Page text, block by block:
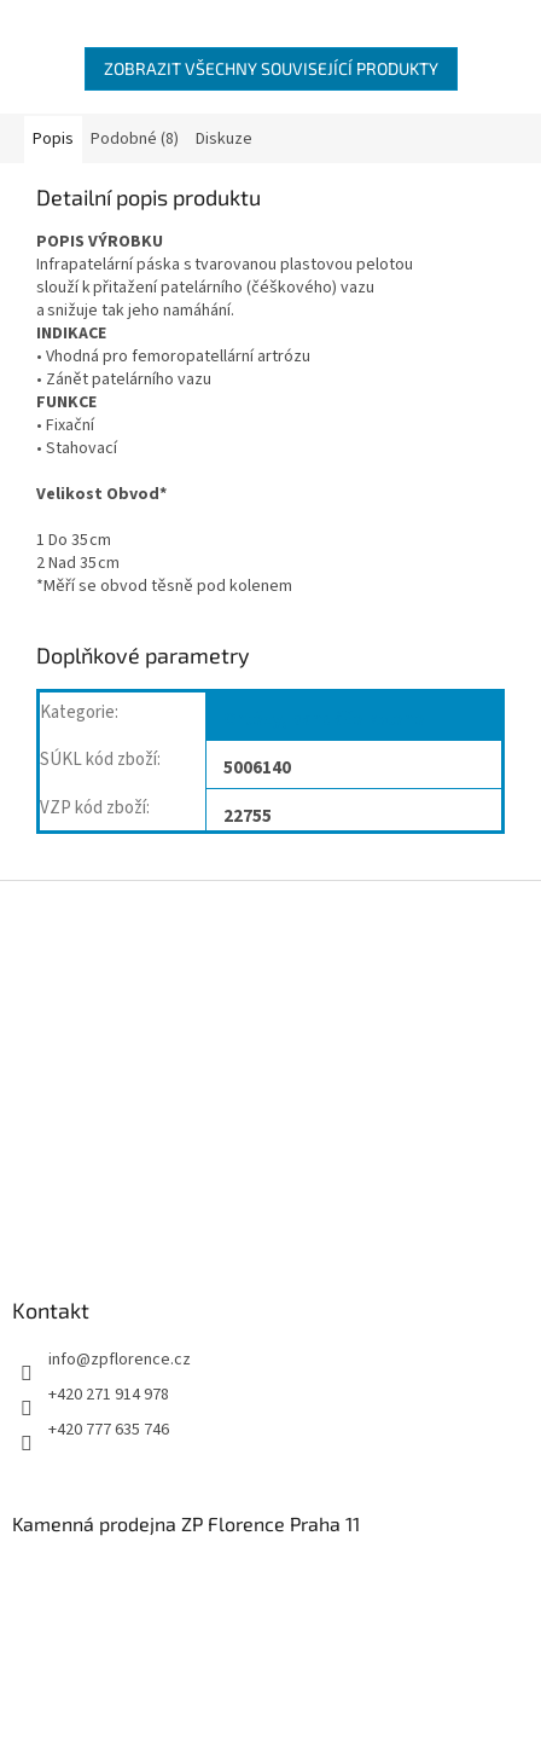
ZOBRAZIT VŠECHNY SOUVISEJÍCÍ PRODUKTY
Popis Podobné (8) Diskuze
Detailní popis produktu
POPIS VÝROBKU
Infrapatelární páska s tvarovanou plastovou pelotou
slouží k přitažení patelárního (čéškového) vazu
a snižuje tak jeho namáhání.
INDIKACE
• Vhodná pro femoropatellární artrózu
• Zánět patelárního vazu
FUNKCE
• Fixační
• Stahovací
Velikost Obvod*
1 Do 35 cm
2 Nad 35 cm
*Měří se obvod těsně pod kolenem
Doplňkové parametry
Kategorie:
SÚKL kód zboží:
5006140
VZP kód zboží: 22755
Kontakt
info@zpflorence.cz
+420 271 914 978
+420 777 635 746
Kamenná prodejna ZP Florence Praha 11